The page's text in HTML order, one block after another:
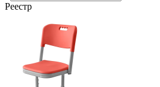
Реестр